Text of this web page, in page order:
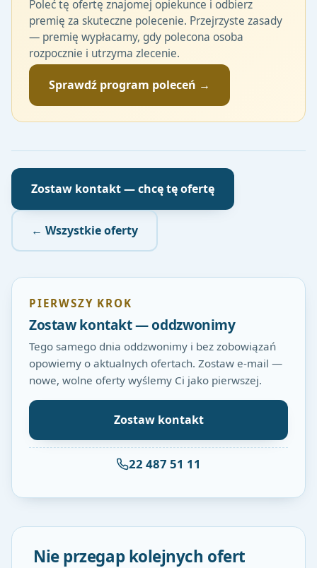
Poleć tę ofertę znajomej opiekunce i odbierz
premię za skuteczne polecenie. Przejrzyste zasady
— premię wypłacamy, gdy polecona osoba
rozpocznie i utrzyma zlecenie.
Sprawdź program poleceń →
Zostaw kontakt — chcę tę ofertę
← Wszystkie oferty
PIERWSZY KROK
Zostaw kontakt — oddzwonimy
Tego samego dnia oddzwonimy i bez zobowiązań
opowiemy o aktualnych ofertach. Zostaw e-mail —
nowe, wolne oferty wyślemy Ci jako pierwszej.
Zostaw kontakt
22 487 51 11
Nie przegap kolejnych ofert